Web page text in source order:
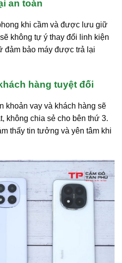
an toàn
khi cầm và được lưu giữ
không tự ý thay đổi linh kiện
đảm bảo máy được trả lại
hàng tuyệt đối
khoản vay và khách hàng sẽ
không chia sẻ cho bên thứ 3.
thấy tin tưởng và yên tâm khi